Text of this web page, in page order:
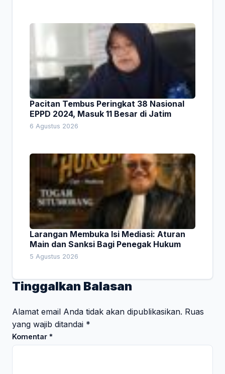
Pacitan Tembus Peringkat 38 Nasional
EPPD 2024, Masuk 11 Besar di Jatim
6 Agustus 2026
Larangan Membuka Isi Mediasi: Aturan
Main dan Sanksi Bagi Penegak Hukum
5 Agustus 2026
Tinggalkan Balasan
Alamat email Anda tidak akan dipublikasikan. Ruas
yang wajib ditandai *
Komentar *